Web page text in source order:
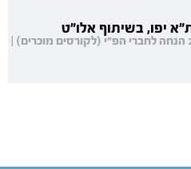
יפו, בשיתוף אלו"ט
15% הנחת רישום עד 14/08 | 20% הנחה לחברי הפ"י (לקורסים מוכרים) |